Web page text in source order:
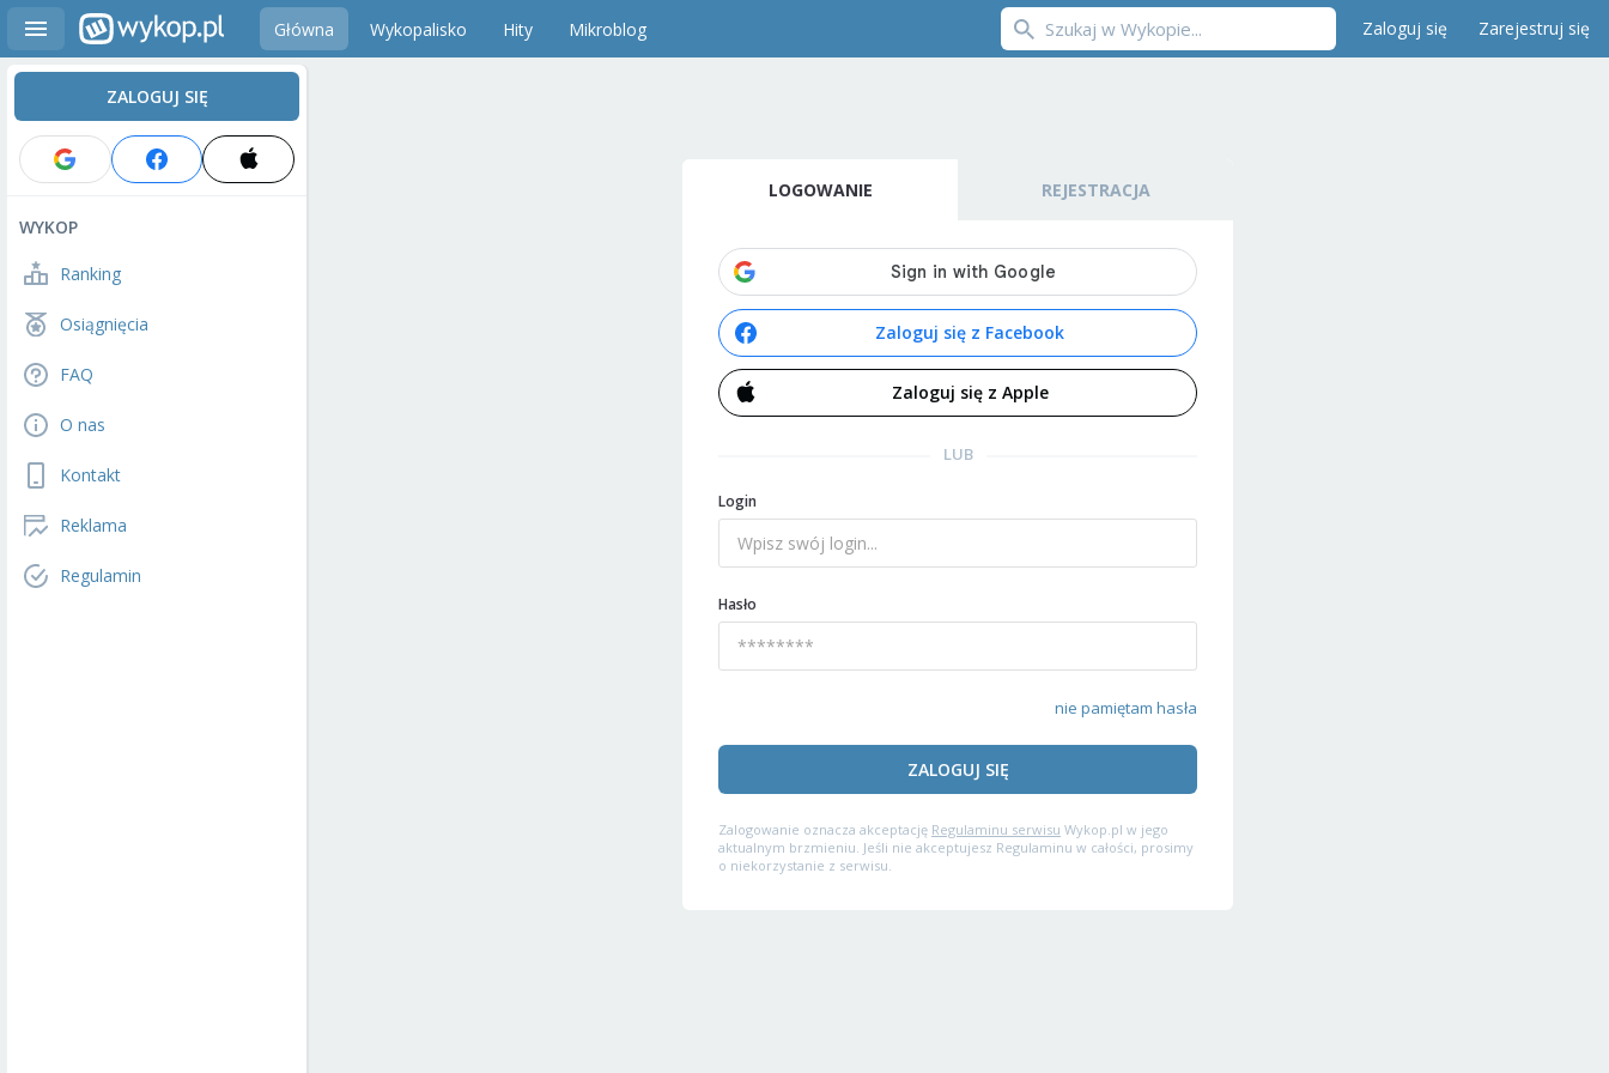
Główna Wykopalisko Hity Mikroblog Zaloguj się Zarejestruj się
ZALOGUJ SIĘ
WYKOP
Ranking
Osiągnięcia
FAQ
O nas
Kontakt
Reklama
Regulamin
LOGOWANIE REJESTRACJA
Zaloguj się z Facebook
Zaloguj się z Apple
LUB
Login
Hasło
nie pamiętam hasła
ZALOGUJ SIĘ
Zalogowanie oznacza akceptację Regulaminu serwisu Wykop.pl w jego
aktualnym brzmieniu. Jeśli nie akceptujesz Regulaminu w całości, prosimy
o niekorzystanie z serwisu.